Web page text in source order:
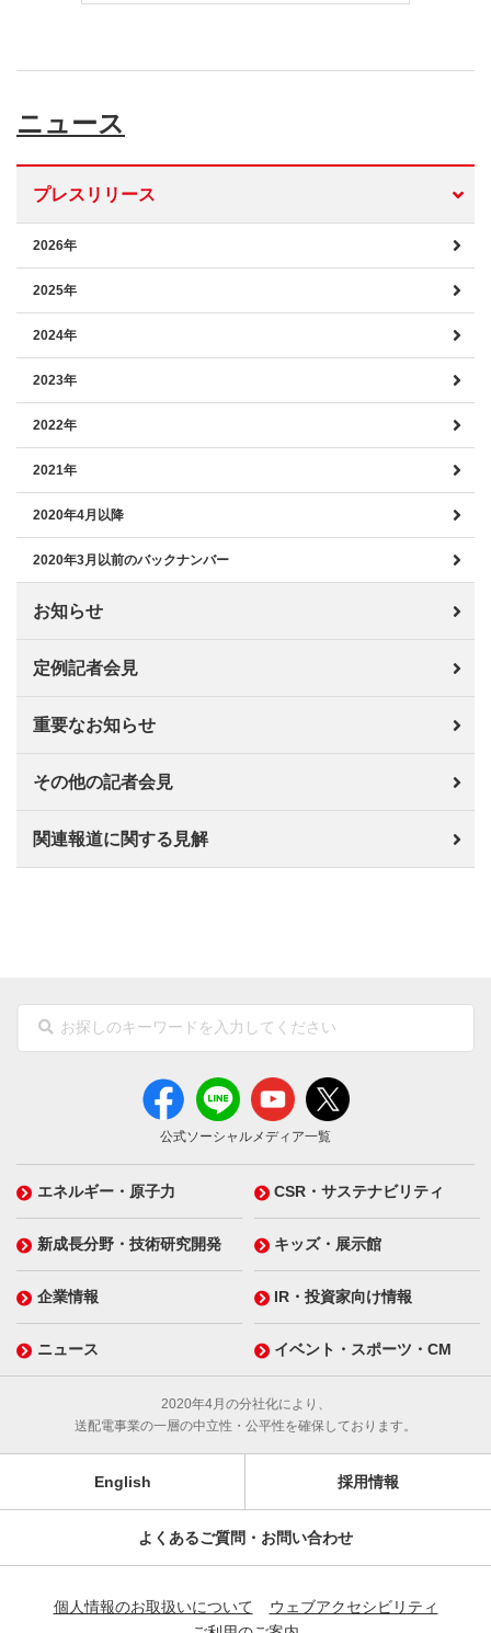
ニュース
プレスリリース
2026年
2025年
2024年
2023年
2022年
2021年
2020年4月以降
2020年3月以前のバックナンバー
お知らせ
定例記者会見
重要なお知らせ
その他の記者会見
関連報道に関する見解
公式ソーシャルメディア一覧
エネルギー・原子力 CSR・サステナビリティ
新成長分野・技術研究開発 キッズ・展示館
企業情報 IR・投資家向け情報
ニュース イベント・スポーツ・CM
2020年4月の分社化により、
送配電事業の一層の中立性・公平性を確保しております。
English 採用情報
よくあるご質問・お問い合わせ
個人情報のお取扱いについて
ウェブアクセシビリティ